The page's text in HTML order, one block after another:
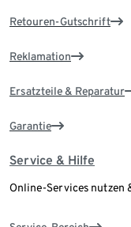
Retouren-Gutschrift
Reklamation
Ersatzteile & Reparatur
Garantie
Service & Hilfe
Online-Services nutzen